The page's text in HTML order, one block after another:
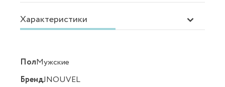
Характеристики
ПолМужские
БрендJNOUVEL